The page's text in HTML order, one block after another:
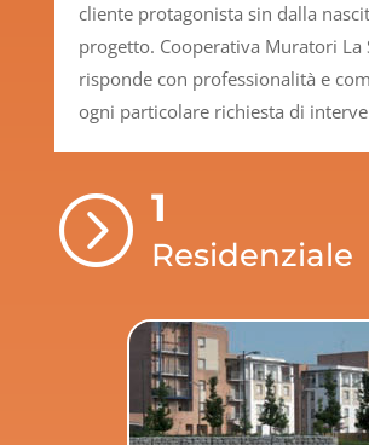
cliente protagonista sin dalla
progetto. Cooperativa Muratori La
risponde con professionalità e
ogni particolare richiesta di
= 1
Residenziale